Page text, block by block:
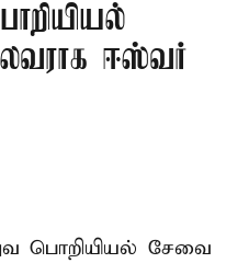
ஈஸ்வர்
பொறியியல் சேவை